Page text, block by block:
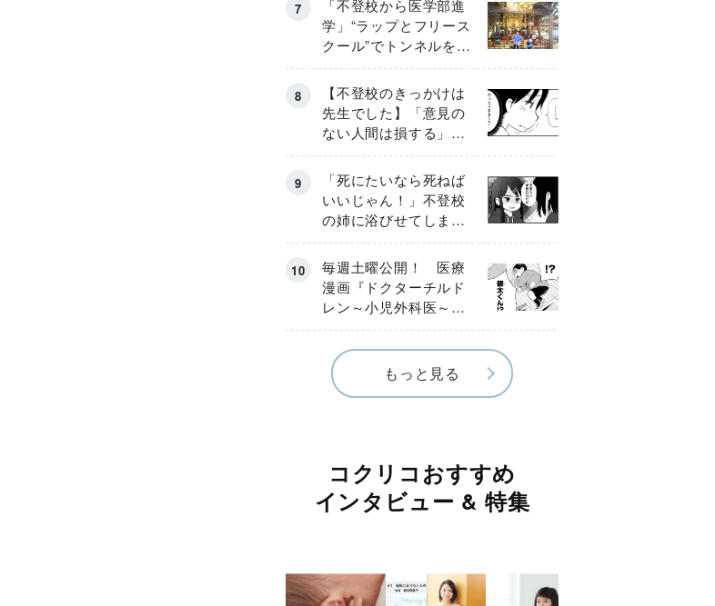
「不登校から医学部進
学」“ラップとフリース
クール”でトンネルを脱
して高校受験へ〔元野
球少年の実話〕
【不登校のきっかけは
先生でした】「意見の
ない人間は損する」担
任の一言が苦しみに…
《第１話》
「死にたいなら死ねば
いいじゃん！」不登校
の姉に浴びせてしまっ
た言葉【番外編・後
編】
毎週土曜公開！ 医療
漫画『ドクターチルド
レン～小児外科医～』
【Episode.４】
もっと見る
コクリコおすすめ
インタビュー & 特集